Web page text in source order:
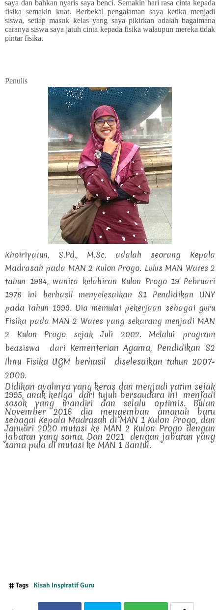
saya dan bahkan nyaris saya benci. Semakin hari rasa cinta kepada
fisika semakin kuat. Berbekal pengalaman saya ketika menjadi
siswa, setiap masuk kelas yang saya pikirkan adalah bagaimana
caranya siswa saya jatuh cinta kepada fisika walaupun mereka tidak
pintar fisika.
Penulis
Khoiriyatun, S.Pd., M.Sc. adalah seorang Kepala
Madrasah pada MAN 2 Kulon Progo. Lulus MAN Wates 2
tahun 1994, wanita kelahiran Kulon Progo 19 Pebruari
1976 ini berhasil menyelesaikan S1 Pendidikan UNY
pada tahun 1999. Dia memulai pekerjaan sebagai guru
Fisika pada MAN 2 Wates yang sekarang menjadi MAN
2 Kulon Progo sejak Juli 2002. Melalui program
beasiswa dari Kementerian Agama, Pendidikan S2
Ilmu Fisika UGM berhasil
diselesaikan tahun 2007-
2009.
Didikan ayahnya yang keras dan menjadi yatim sejak
1995, anak ketiga dari tujuh bersaudara ini menjadi
sosok yang mandiri dan selalu optimis. Bulan
November 2016 dia mengemban amanah baru
sebagai Kepala Madrasah di MAN 1 Kulon Progo, dan
Januari 2020 mutasi ke MAN 2 Kulon Progo dengan
jabatan yang sama. Dan 2021 dengan jabatan yang
sama pula di mutasi ke MAN 1 Bantul.
Tags Kisah Inspiratif Guru